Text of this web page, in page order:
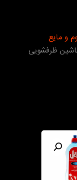
و مایع
ظرفشویی